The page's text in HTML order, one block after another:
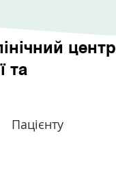
центр
та
Пацієнту